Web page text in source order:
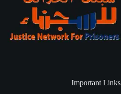
Important Links